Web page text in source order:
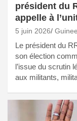
président du
appelle à
5 juin 2026
Le président du
son élection
l’issue du scrutin
aux militants,